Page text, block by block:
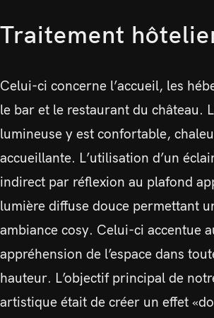
Traitement
Celui-ci concerne l’accueil, les
le bar et le restaurant du château.
lumineuse y est confortable,
accueillante. L’utilisation d’un
indirect par réflexion au plafond
lumière diffuse douce permettant
ambiance cosy. Celui-ci accentue
appréhension de l’espace dans
hauteur. L’objectif principal de
artistique était de créer un effet